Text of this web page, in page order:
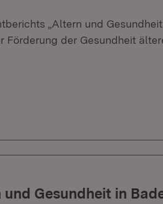
„Altern und
der Gesundheit
Gesundheit in